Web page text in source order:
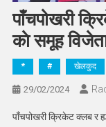
पाँचपोखरी
काे समूह
* # खेलकुद
29/02/2024
पाँचपोखरी क्रिकेट क्लब र